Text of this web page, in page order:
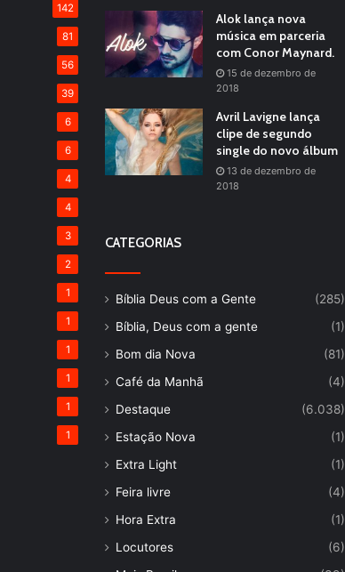
142
81
56
39
6
6
4
4
3
2
1
1
1
1
1
1
Alok lança nova
música em parceria
com Conor Maynard.
15 de dezembro de
2018
Avril Lavigne lança
clipe de segundo
single do novo álbum
13 de dezembro de
2018
CATEGORIAS
Bíblia Deus com a Gente
(285)
Bíblia, Deus com a gente
(1)
Bom dia Nova
(81)
Café da Manhã
(4)
Destaque
(6.038)
Estação Nova
(1)
Extra Light
(1)
Feira livre
(4)
Hora Extra
(1)
Locutores
(6)